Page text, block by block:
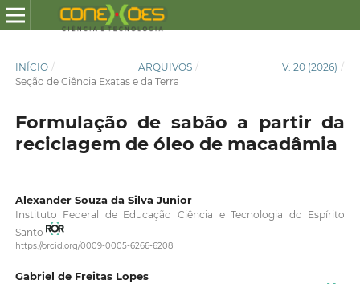
INÍCIO / ARQUIVOS / V. 20 (2026) /
Seção de Ciência Exatas e da Terra
Formulação de sabão a partir da
reciclagem de óleo de macadâmia
Alexander Souza da Silva Junior
Instituto Federal de Educação Ciência e Tecnologia do Espírito
Santo
https://orcid.org/0009-0005-6266-6208
Gabriel de Freitas Lopes